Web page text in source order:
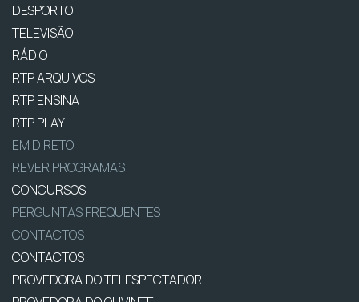
DESPORTO
TELEVISÃO
RÁDIO
RTP ARQUIVOS
RTP ENSINA
RTP PLAY
EM DIRETO
REVER PROGRAMAS
CONCURSOS
PERGUNTAS FREQUENTES
CONTACTOS
CONTACTOS
PROVEDORA DO TELESPECTADOR